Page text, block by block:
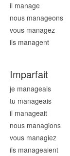
il manage
nous manageons
vous managez
ils managent
Imparfait
je manageais
tu manageais
il manageait
nous managions
vous managiez
ils manageaient